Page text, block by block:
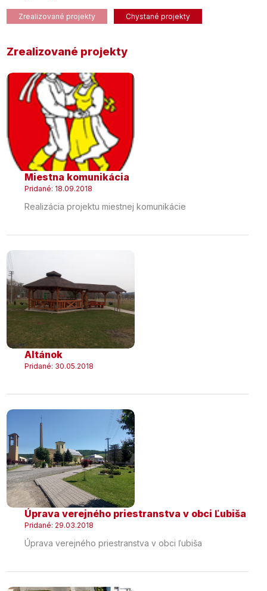
Zrealizované projekty Chystané projekty
Zrealizované projekty
Miestna komunikácia
Pridané: 18.09.2018
Realizácia projektu miestnej komunikácie
Altánok
Pridané: 30.05.2018
Úprava verejného priestranstva v obci Ľubiša
Pridané: 29.03.2018
Úprava verejného priestranstva v obci ľubiša